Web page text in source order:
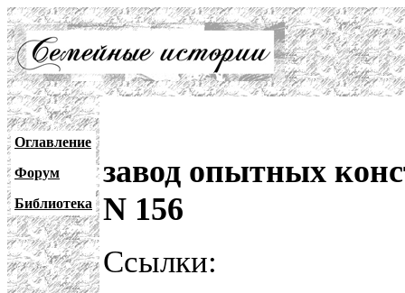
Оглавление
Форум
Библиотека
завод опытных
N 156
Ссылки: